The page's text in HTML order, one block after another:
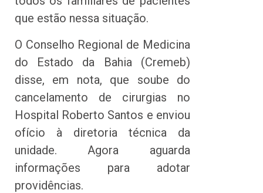
que estão nessa situação.
O Conselho Regional de Medicina
do Estado da Bahia (Cremeb)
disse, em nota, que soube do
cancelamento de cirurgias no
Hospital Roberto Santos e enviou
ofício à diretoria técnica da
unidade. Agora aguarda
informações para adotar
providências.